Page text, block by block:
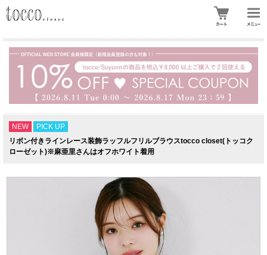
NEW
PICK UP
リボン付きラインレース装飾ラッフルフリルブラウスtocco closet(トッコク
ローゼット)※麻亜里さんはオフホワイト着用